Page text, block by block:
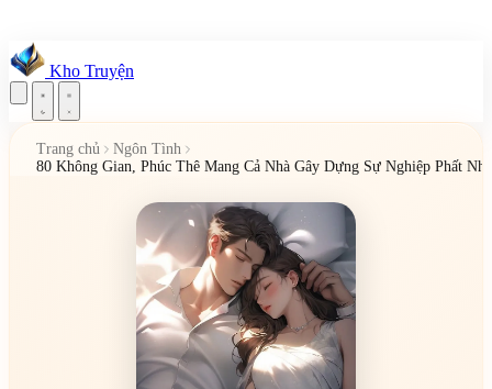
Kho Truyện
Trang chủ
Ngôn Tình
80 Không Gian, Phúc Thê Mang Cả Nhà Gây Dựng Sự Nghiệp Phất